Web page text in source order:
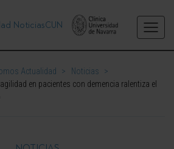
Actualidad > Noticias
>
en pacientes con demencia ralentiza el